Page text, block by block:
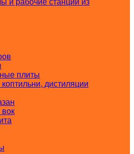
и рабочие станции из
плиты
дистиляции
вок